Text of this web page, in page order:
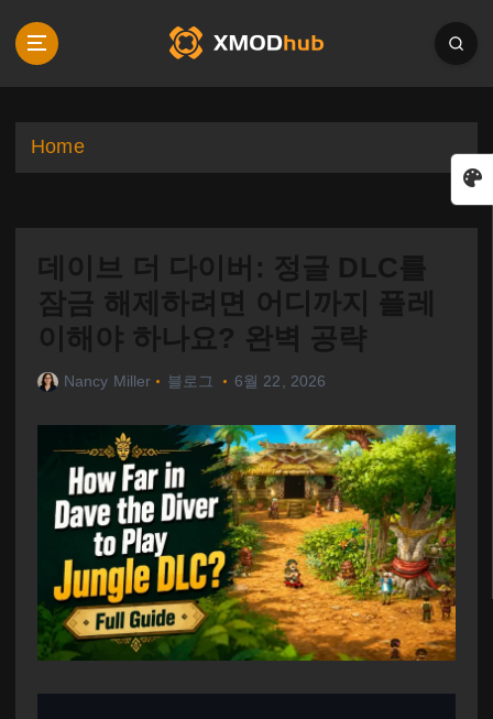
p
Home
데이브 더 다이버: 정글 DLC를
잠금 해제하려면 어디까지 플레
이해야 하나요? 완벽 공략
Nancy Miller 블로그 6월 22, 2026